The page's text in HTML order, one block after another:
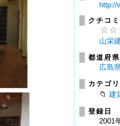
http://
クチコ
山栄
都道府県
広島
カテゴ
建
登録日
2001